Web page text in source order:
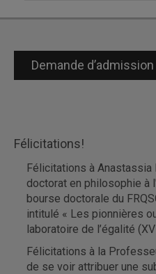
Demande d’admission
Félicitations!
Félicitations à Anastassia
doctorat en philosophie à
bourse doctorale du
intitulé « Les pionnières
laboratoire de l’égalité
Félicitations à la
de se voir attribuer une